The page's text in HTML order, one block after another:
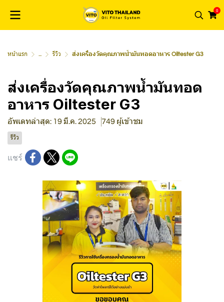
0
หน้าแรก ... รีวิว ส่งเครื่องวัดคุณภาพน้ำมันทอดอาหาร Oiltester G3
ส่งเครื่องวัดคุณภาพน้ำมันทอด
อาหาร Oiltester G3
อัพเดทล่าสุด: 19 มี.ค. 2025 749 ผู้เข้าชม
รีวิว
แชร์